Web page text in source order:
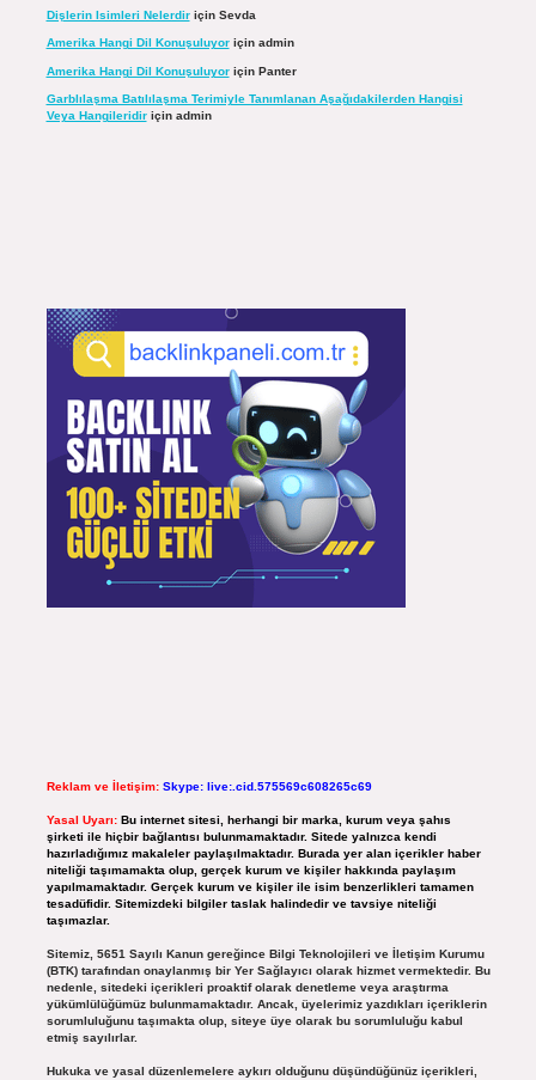
Dişlerin Isimleri Nelerdiriçin Sevda
Amerika Hangi Dil Konuşuluyoriçin admin
Amerika Hangi Dil Konuşuluyoriçin Panter
Garblılaşma Batılılaşma Terimiyle Tanımlanan Aşağıdakilerden Hangisi
Veya Hangileridiriçin admin
Reklam ve İletişim: Skype: live:.cid.575569c608265c69
Yasal Uyarı: Bu internet sitesi, herhangi bir marka, kurum veya şahıs
şirketi ile hiçbir bağlantısı bulunmamaktadır. Sitede yalnızca kendi
hazırladığımız makaleler paylaşılmaktadır. Burada yer alan içerikler haber
niteliği taşımamakta olup, gerçek kurum ve kişiler hakkında paylaşım
yapılmamaktadır. Gerçek kurum ve kişiler ile isim benzerlikleri tamamen
tesadüfidir. Sitemizdeki bilgiler taslak halindedir ve tavsiye niteliği
taşımazlar.
Sitemiz, 5651 Sayılı Kanun gereğince Bilgi Teknolojileri ve İletişim Kurumu
(BTK) tarafından onaylanmış bir Yer Sağlayıcı olarak hizmet vermektedir. Bu
nedenle, sitedeki içerikleri proaktif olarak denetleme veya araştırma
yükümlülüğümüz bulunmamaktadır. Ancak, üyelerimiz yazdıkları içeriklerin
sorumluluğunu taşımakta olup, siteye üye olarak bu sorumluluğu kabul
etmiş sayılırlar.
Hukuka ve yasal düzenlemelere aykırı olduğunu düşündüğünüz içerikleri,